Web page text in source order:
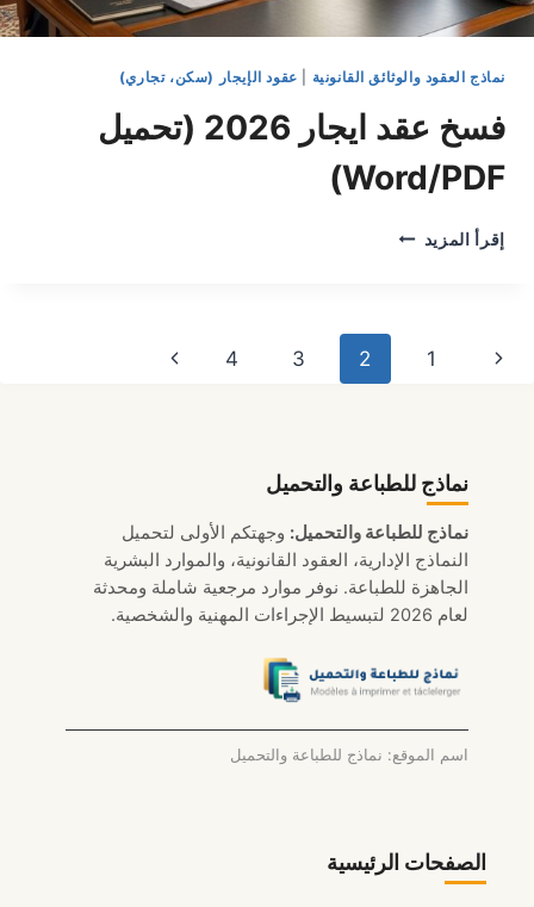
نماذج العقود والوثائق القانونية عقود الإيجار (سكن، تجاري)
فسخ عقد ايجار 2026 (تحميل
Word/PDF)
إقرأ المزيد فسخ
(تحميل
WORD/PDF)
تنقلالصفحة
1
2
3
4
الصفحة
نماذج للطباعة والتحميل
نماذج للطباعة والتحميل: وجهتكم الأولى لتحميل
النماذج الإدارية، العقود القانونية، والموارد البشرية
الجاهزة للطباعة. نوفر موارد مرجعية شاملة ومحدثة
لعام 2026 لتبسيط الإجراءات المهنية والشخصية.
اسم الموقع: نماذج للطباعة والتحميل
الصفحات الرئيسية